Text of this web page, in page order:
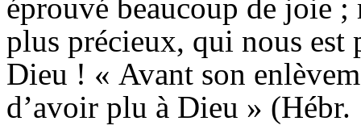
éprouvé beaucoup de joie ;
plus précieux, qui nous
Dieu ! « Avant son
d’avoir plu à Dieu » (Hébr.